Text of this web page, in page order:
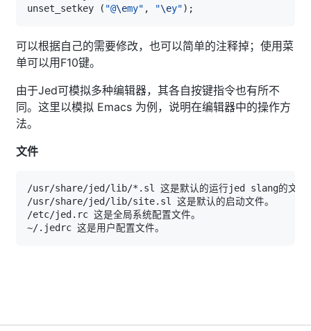
unset_setkey
( "@\emy" , "\ey") ;
可以根据自己的需要修改，也可以简单的注释掉；使用菜
单可以用F10键。
由于Jed可模拟多种编辑器，其各自按键指令也有所不
同。这里以模拟 Emacs 为例，说明在编辑器中的操作方
法。
文件